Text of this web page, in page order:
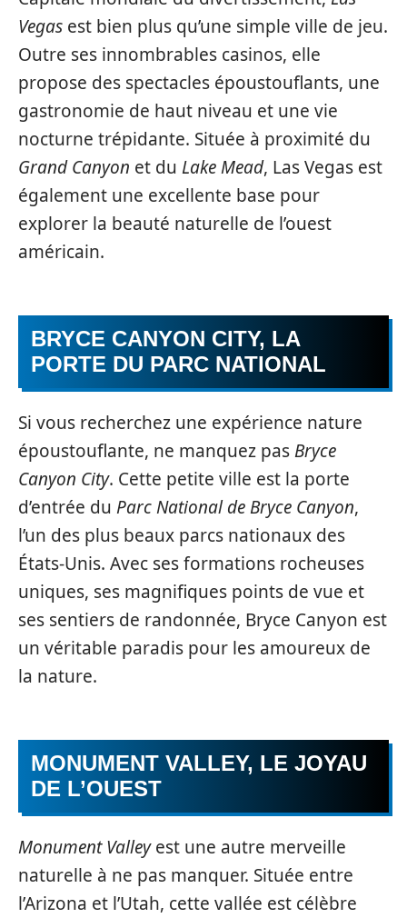
Vegas est bien plus qu’une simple ville de jeu.
Outre ses innombrables casinos, elle
propose des spectacles époustouflants, une
gastronomie de haut niveau et une vie
nocturne trépidante. Située à proximité du
Grand Canyon et du Lake Mead, Las Vegas est
également une excellente base pour
explorer la beauté naturelle de l’ouest
américain.
BRYCE CANYON CITY, LA
PORTE DU PARC NATIONAL
Si vous recherchez une expérience nature
époustouflante, ne manquez pasBryce
Canyon City. Cette petite ville est la porte
d’entrée du Parc National de Bryce Canyon,
l’un des plus beaux parcs nationaux des
États-Unis. Avec ses formations rocheuses
uniques, ses magnifiques points de vue et
ses sentiers de randonnée, Bryce Canyon est
un véritable paradis pour les amoureux de
la nature.
MONUMENT VALLEY, LE JOYAU
DE L’OUEST
Monument Valleyest une autre merveille
naturelle à ne pas manquer. Située entre
l’Arizona et l’Utah, cette vallée est célèbre